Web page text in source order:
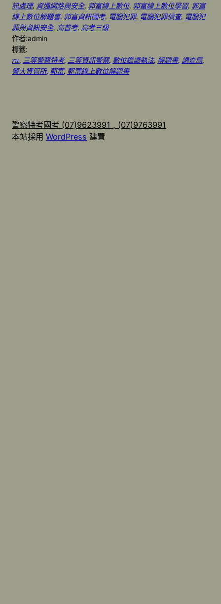
訊處理, 資通網路與安全, 郭富線上數位, 郭富線上數位學習, 郭富
線上數位解題書, 郭富資訊國考, 電腦犯罪, 電腦犯罪偵查, 電腦犯
罪與資訊安全, 高普考, 高考三級
作者:admin
標籤:
ru, 三等警察特考, 三等資訊警察, 數位鑑識執法, 解題書, 調查局
警大資管所, 郭富, 郭富線上數位解題書
警察特考國考 (07)9623991 , (07)9763991
本站採用 WordPress 建置